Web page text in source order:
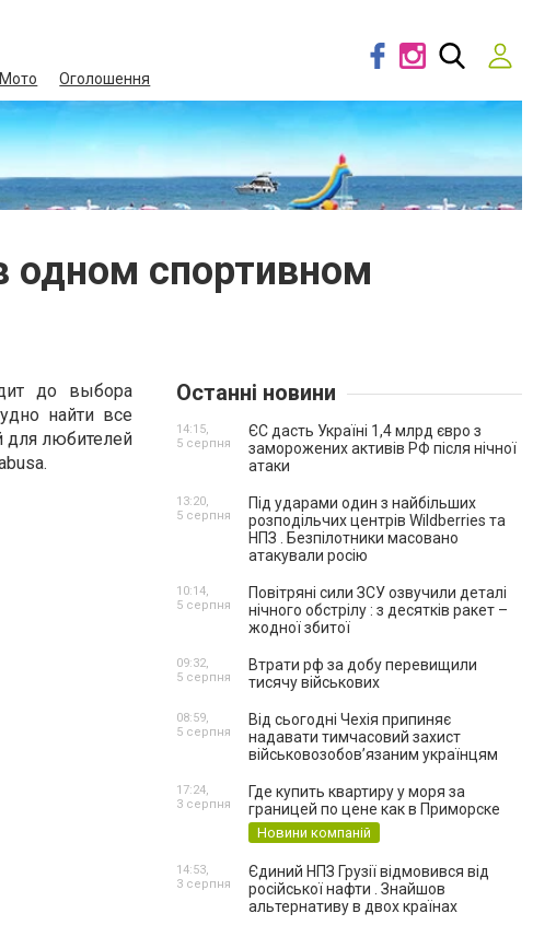
Оголошення
одном спортивном
до выбора
найти все
для любителей
Останні новини
ЄС дасть Україні 1,4 млрд євро з
заморожених активів РФ після нічної
атаки
14:15,
5 серпня
Під ударами один з найбільших
розподільчих центрів Wildberries та
НПЗ . Безпілотники масовано
атакували росію
13:20,
5 серпня
Повітряні сили ЗСУ озвучили деталі
нічного обстрілу : з десятків ракет –
жодної збитої
10:14,
5 серпня
Втрати рф за добу перевищили
тисячу військових
09:32,
5 серпня
Від сьогодні Чехія припиняє
надавати тимчасовий захист
військовозобов’язаним українцям
08:59,
5 серпня
Где купить квартиру у моря за
границей по цене как в Приморске
Новини компаній
17:24,
3 серпня
Єдиний НПЗ Грузії відмовився від
російської нафти . Знайшов
альтернативу в двох країнах
14:53,
3 серпня